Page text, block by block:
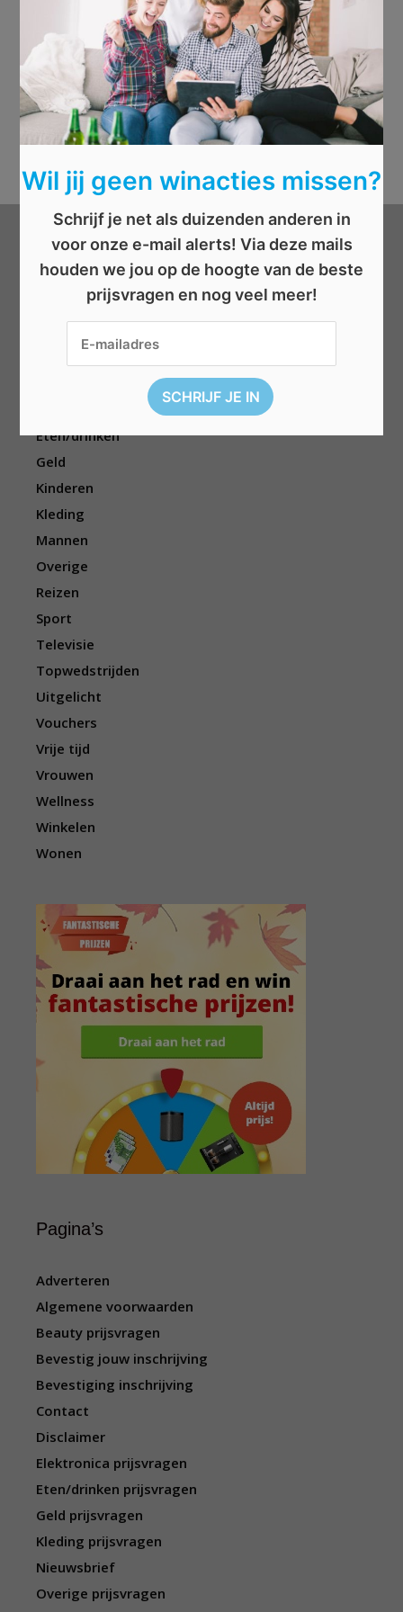
Categorieën
Eten/drinken
Geld
Kinderen
Kleding
Mannen
Overige
Reizen
Sport
Televisie
Topwedstrijden
Uitgelicht
Vouchers
Vrije tijd
Vrouwen
Wellness
Winkelen
Wonen
Pagina’s
Adverteren
Algemene voorwaarden
Beauty prijsvragen
Bevestig jouw inschrijving
Bevestiging inschrijving
Contact
Disclaimer
Elektronica prijsvragen
Eten/drinken prijsvragen
Geld prijsvragen
Kleding prijsvragen
Nieuwsbrief
Overige prijsvragen
Wil jij geen winacties missen?
Schrijf je net als duizenden anderen in
voor onze e-mail alerts! Via deze mails
houden we jou op de hoogte van de beste
prijsvragen en nog veel meer!